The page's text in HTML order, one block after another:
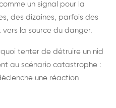
un signal pour la
des dizaines, parfois des
la source du danger.
tenter de détruire un nid
au scénario catastrophe :
une réaction